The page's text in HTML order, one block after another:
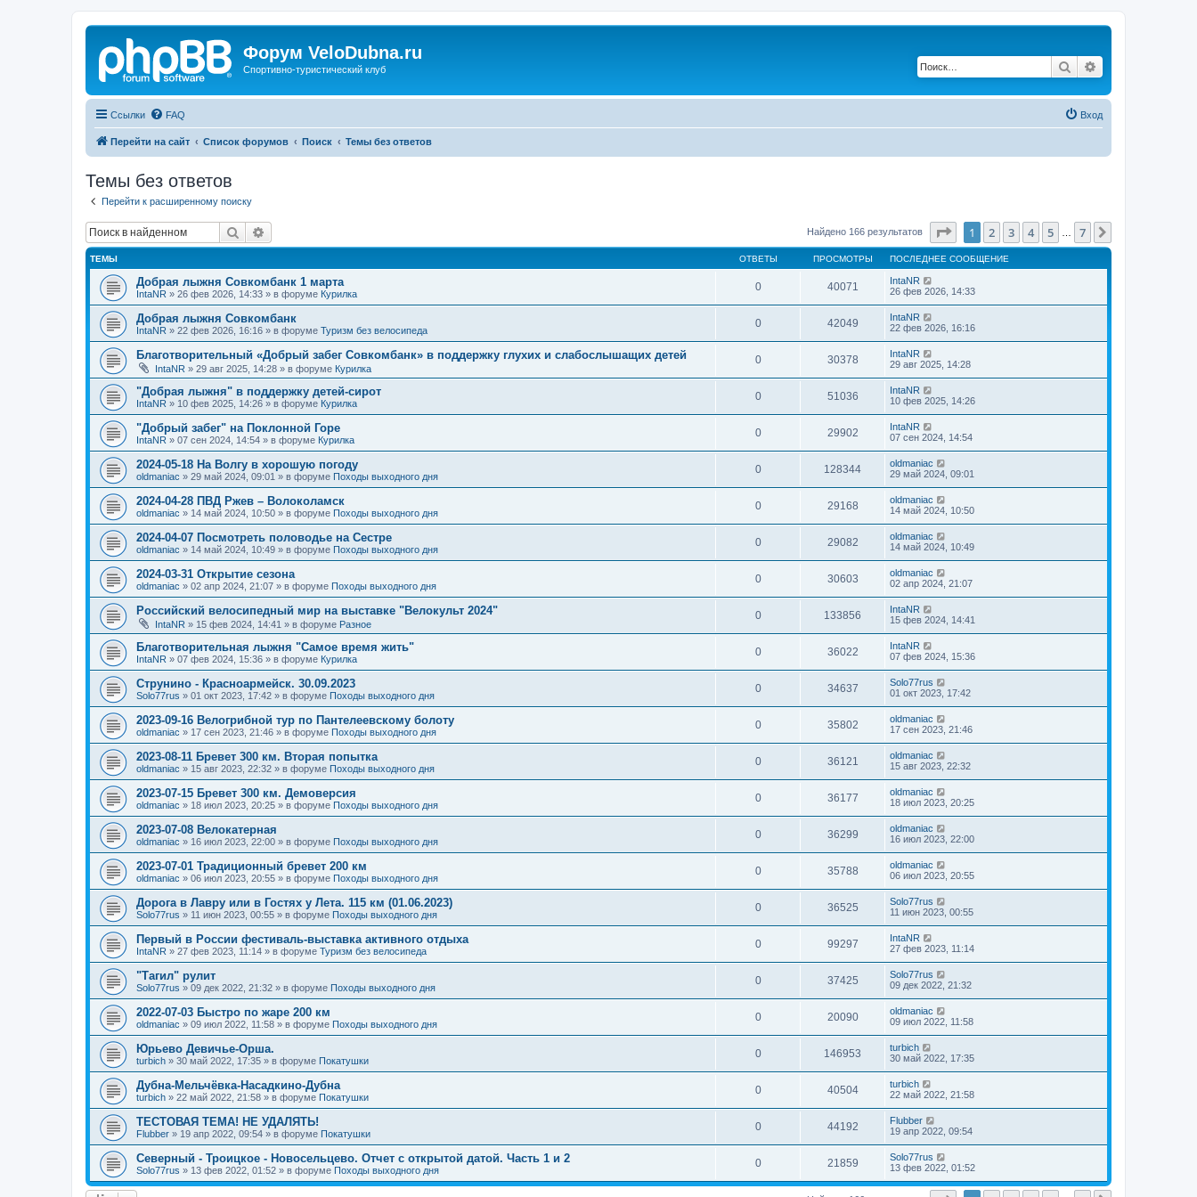
Форум VeloDubna.ru
Спортивно-туристический клуб Поиск
Ссылки FAQ Вход
Перейти на сайт Список форумов Поиск Темы без ответов
Темы без ответов
Перейти к расширенному поиску
Поиск Найдено 166 результатов Страница1 из
1 2 3 4 5 7
ТЕМЫ ОТВЕТЫ ПРОСМОТРЫ ПОСЛЕДНЕЕ СООБЩЕНИЕ
Добрая лыжня Совкомбанк 1 марта
IntaNR » 26 фев 2026, 14:33 » в форуме Курилка
0 40071
IntaNR
26 фев 2026, 14:33
Добрая лыжня Совкомбанк
IntaNR » 22 фев 2026, 16:16 » в форуме Туризм без велосипеда
0 42049
IntaNR
22 фев 2026, 16:16
Благотворительный «Добрый забег Совкомбанк» в поддержку глухих и слабослышащих детей
IntaNR » 29 авг 2025, 14:28 » в форуме Курилка
0 30378
IntaNR
29 авг 2025, 14:28
"Добрая лыжня" в поддержку детей-сирот
IntaNR » 10 фев 2025, 14:26 » в форуме Курилка
0 51036
IntaNR
10 фев 2025, 14:26
"Добрый забег" на Поклонной Горе
IntaNR » 07 сен 2024, 14:54 » в форуме Курилка
0 29902
IntaNR
07 сен 2024, 14:54
2024-05-18 На Волгу в хорошую погоду
oldmaniac » 29 май 2024, 09:01 » в форуме Походы выходного дня
0 128344
oldmaniac
29 май 2024, 09:01
2024-04-28 ПВД Ржев – Волоколамск
oldmaniac » 14 май 2024, 10:50 » в форуме Походы выходного дня
0 29168
oldmaniac
14 май 2024, 10:50
2024-04-07 Посмотреть половодье на Сестре
oldmaniac » 14 май 2024, 10:49 » в форуме Походы выходного дня
0 29082
oldmaniac
14 май 2024, 10:49
2024-03-31 Открытие сезона
oldmaniac » 02 апр 2024, 21:07 » в форуме Походы выходного дня
0 30603
oldmaniac
02 апр 2024, 21:07
Российский велосипедный мир на выставке "Велокульт 2024"
IntaNR » 15 фев 2024, 14:41 » в форуме Разное
0 133856
IntaNR
15 фев 2024, 14:41
Благотворительная лыжня "Самое время жить"
IntaNR » 07 фев 2024, 15:36 » в форуме Курилка
0 36022
IntaNR
07 фев 2024, 15:36
Струнино - Красноармейск. 30.09.2023
Solo77rus » 01 окт 2023, 17:42 » в форуме Походы выходного дня
0 34637
Solo77rus
01 окт 2023, 17:42
2023-09-16 Велогрибной тур по Пантелеевскому болоту
oldmaniac » 17 сен 2023, 21:46 » в форуме Походы выходного дня
0 35802
oldmaniac
17 сен 2023, 21:46
2023-08-11 Бревет 300 км. Вторая попытка
oldmaniac » 15 авг 2023, 22:32 » в форуме Походы выходного дня
0 36121
oldmaniac
15 авг 2023, 22:32
2023-07-15 Бревет 300 км. Демоверсия
oldmaniac » 18 июл 2023, 20:25 » в форуме Походы выходного дня
0 36177
oldmaniac
18 июл 2023, 20:25
2023-07-08 Велокатерная
oldmaniac » 16 июл 2023, 22:00 » в форуме Походы выходного дня
0 36299
oldmaniac
16 июл 2023, 22:00
2023-07-01 Традиционный бревет 200 км
oldmaniac » 06 июл 2023, 20:55 » в форуме Походы выходного дня
0 35788
oldmaniac
06 июл 2023, 20:55
Дорога в Лавру или в Гостях у Лета. 115 км (01.06.2023)
Solo77rus » 11 июн 2023, 00:55 » в форуме Походы выходного дня
0 36525
Solo77rus
11 июн 2023, 00:55
Первый в России фестиваль-выставка активного отдыха
IntaNR » 27 фев 2023, 11:14 » в форуме Туризм без велосипеда
0 99297
IntaNR
27 фев 2023, 11:14
"Тагил" рулит
Solo77rus » 09 дек 2022, 21:32 » в форуме Походы выходного дня
0 37425
Solo77rus
09 дек 2022, 21:32
2022-07-03 Быстро по жаре 200 км
oldmaniac » 09 июл 2022, 11:58 » в форуме Походы выходного дня
0 20090
oldmaniac
09 июл 2022, 11:58
Юрьево Девичье-Орша.
turbich » 30 май 2022, 17:35 » в форуме Покатушки
0 146953
turbich
30 май 2022, 17:35
Дубна-Мельчёвка-Насадкино-Дубна
turbich » 22 май 2022, 21:58 » в форуме Покатушки
0 40504
turbich
22 май 2022, 21:58
ТЕСТОВАЯ ТЕМА! НЕ УДАЛЯТЬ!
Flubber » 19 апр 2022, 09:54 » в форуме Покатушки
0 44192
Flubber
19 апр 2022, 09:54
Северный - Троицкое - Новосельцево. Отчет с открытой датой. Часть 1 и 2
Solo77rus » 13 фев 2022, 01:52 » в форуме Походы выходного дня
0 21859
Solo77rus
13 фев 2022, 01:52